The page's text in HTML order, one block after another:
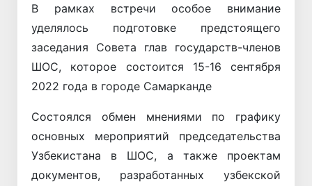
В рамках встречи особое внимание
уделялось подготовке предстоящего
заседания Совета глав государств-членов
ШОС, которое состоится 15-16 сентября
2022 года в городе Самарканде
Состоялся обмен мнениями по графику
основных мероприятий председательства
Узбекистана в ШОС, а также проектам
документов, разработанных узбекской